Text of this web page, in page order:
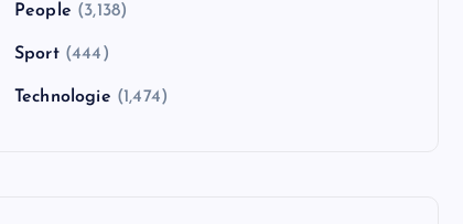
People (3,138)
Sport(444)
Technologie (1,474)